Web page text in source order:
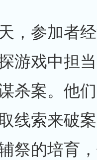
，参加者
游戏中担
杀案。他
线索来破
祭的培育